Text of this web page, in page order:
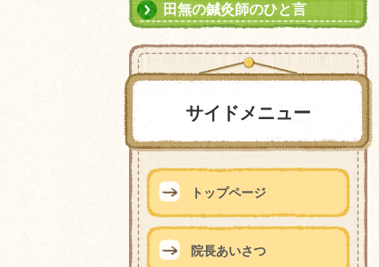
田無の鍼灸師のひと言
サイドメニュー
トップページ
院長あいさつ